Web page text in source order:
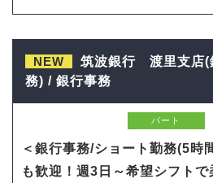
NEW
筑波銀行 渡里支店(
務) / 銀行事務
パート
＜銀行事務/ショート勤務(5時
も歓迎！週3日～希望シフトで